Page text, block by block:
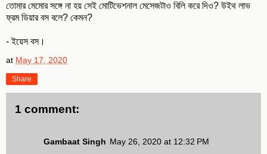
তোমার মেমোর সঙ্গে না হয় সেই মোটিভেশনাল মেসেজটাও বিলি করে দিও? উইথ লাভ
ফ্রম ডিয়ার বস বলে? কেমন?
- ইয়েস বস।
at May 17, 2020
Share
1 comment:
Gambaat Singh May 26, 2020 at 12:32 PM